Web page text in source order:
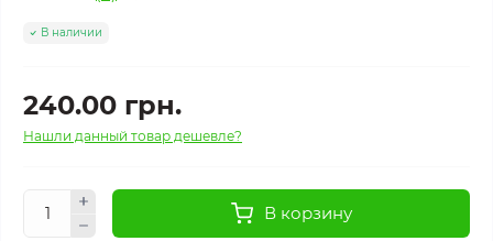
В наличии
240.00 грн.
Нашли данный товар дешевле?
В корзину